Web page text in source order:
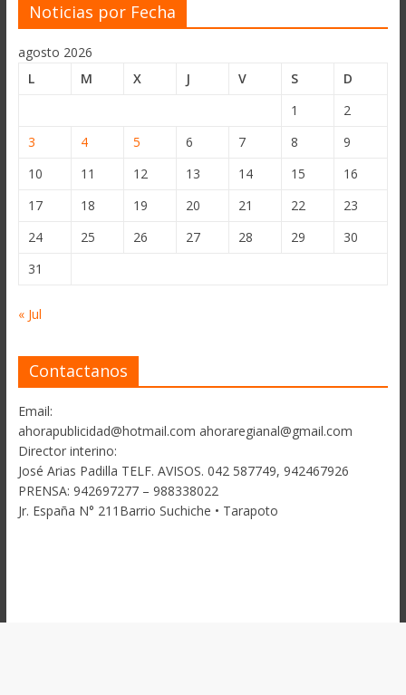
Noticias por Fecha
agosto 2026
L
M X J V S
D
1
2
3
4 5 6 7 8
9
10
11 12 13 14 15
16
17
18 19 20 21 22
23
24
25 26 27 28 29
30
31
« Jul
Contactanos
Email:
ahorapublicidad@hotmail.com ahoraregianal@gmail.com
Director interino:
José Arias Padilla TELF. AVISOS. 042 587749, 942467926
PRENSA: 942697277 – 988338022
Jr. España N° 211Barrio Suchiche • Tarapoto